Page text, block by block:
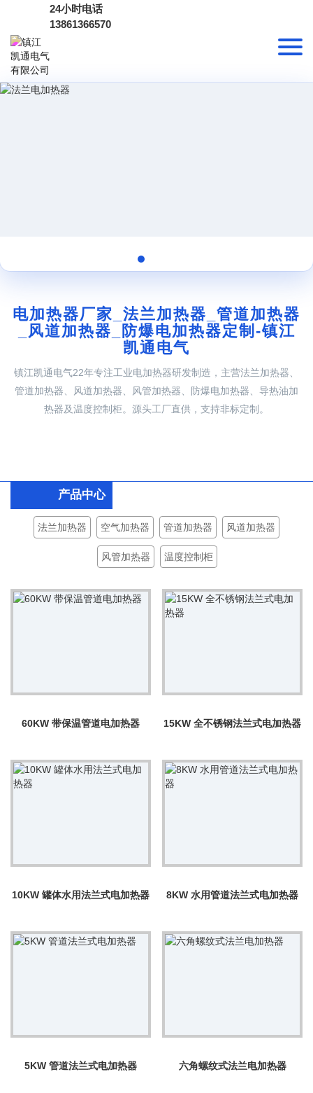
24小时电话
13861366570
电加热器厂家_法兰加热器_管道加热器
_风道加热器_防爆电加热器定制-镇江
凯通电气
镇江凯通电气22年专注工业电加热器研发制造，主营法兰加热器、
管道加热器、风道加热器、风管加热器、防爆电加热器、导热油加
热器及温度控制柜。源头工厂直供，支持非标定制。
产品中心
法兰加热器 空气加热器 管道加热器 风道加热器
风管加热器 温度控制柜
60KW 带保温管道电加热器 15KW 全不锈钢法兰式电加热器
10KW 罐体水用法兰式电加热器 8KW 水用管道法兰式电加热器
5KW 管道法兰式电加热器 六角螺纹式法兰电加热器